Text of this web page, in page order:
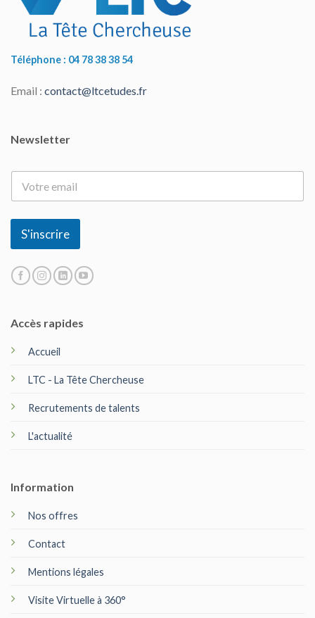
Téléphone : 04 78 38 38 54
Email : contact@ltcetudes.fr
Accès rapides
Accueil
LTC - La Tête Chercheuse
Recrutements de talents
L'actualité
Information
Nos offres
Contact
Mentions légales
Visite Virtuelle à 360°
Newsletter
m
a
S'inscrire